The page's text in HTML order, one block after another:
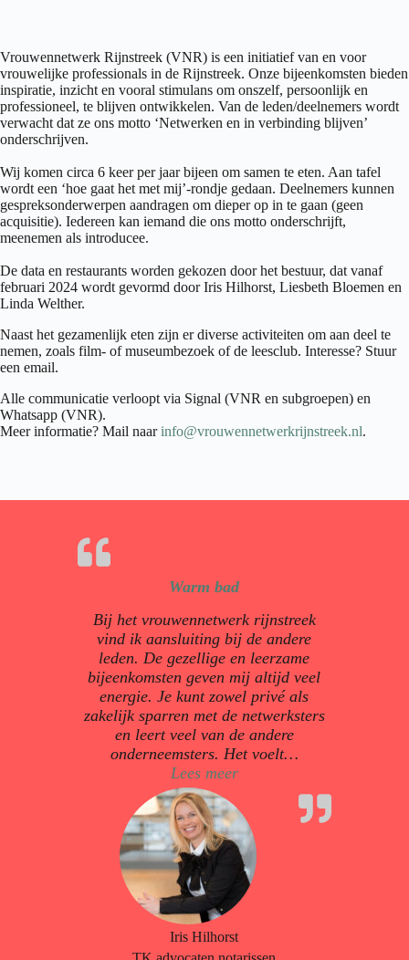
Vrouwennetwerk Rijnstreek (VNR) is een initiatief van en voor
vrouwelijke professionals in de Rijnstreek. Onze bijeenkomsten bieden
inspiratie, inzicht en vooral stimulans om onszelf, persoonlijk en
professioneel, te blijven ontwikkelen. Van de leden/deelnemers wordt
verwacht dat ze ons motto ‘Netwerken en in verbinding blijven’
onderschrijven.
Wij komen circa 6 keer per jaar bijeen om samen te eten. Aan tafel
wordt een ‘hoe gaat het met mij’-rondje gedaan. Deelnemers kunnen
gespreksonderwerpen aandragen om dieper op in te gaan (geen
acquisitie). Iedereen kan iemand die ons motto onderschrijft,
meenemen als introducee.
De data en restaurants worden gekozen door het bestuur, dat vanaf
februari 2024 wordt gevormd door Iris Hilhorst, Liesbeth Bloemen en
Linda Welther.
Naast het gezamenlijk eten zijn er diverse activiteiten om aan deel te
nemen, zoals film- of museumbezoek of de leesclub. Interesse? Stuur
een email.
Alle communicatie verloopt via Signal (VNR en subgroepen) en
Whatsapp (VNR).
Meer informatie? Mail naarinfo@vrouwennetwerkrijnstreek.nl.
Warm bad
Bij het vrouwennetwerk rijnstreek
vind ik aansluiting bij de andere
leden. De gezellige en leerzame
bijeenkomsten geven mij altijd veel
energie. Je kunt zowel privé als
zakelijk sparren met de netwerksters
en leert veel van de andere
onderneemsters. Het voelt…
Lees meer“Warm bad”
Iris Hilhorst